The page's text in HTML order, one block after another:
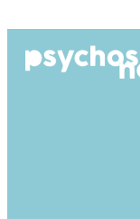
naar